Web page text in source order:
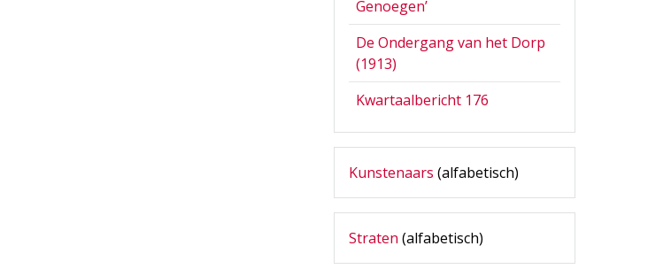
Genoegen’
De Ondergang van het Dorp
(1913)
Kwartaalbericht 176
Kunstenaars (alfabetisch)
Straten (alfabetisch)